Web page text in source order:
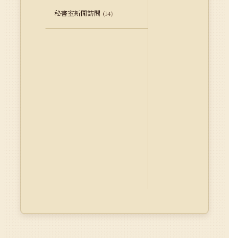
秘書室新聞訪問 (14)